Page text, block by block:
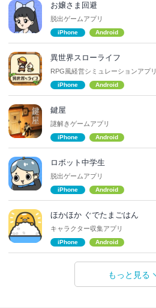
お嬢さま回避
脱出ゲームアプリ
iPhone Android
異世界スローライフ
RPG風経営シミュレーションアプリ
iPhone Android
鍵屋
謎解きゲームアプリ
iPhone Android
ロボット中学生
脱出ゲームアプリ
iPhone Android
ほかほか ぐでたまごはん
キャラクター収集アプリ
iPhone Android
もっと見る